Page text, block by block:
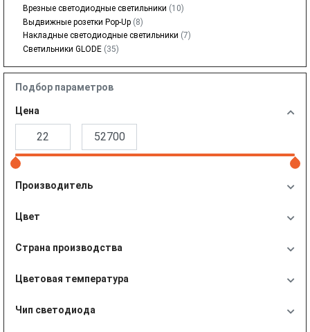
Врезные светодиодные светильники (10)
Выдвижные розетки Pop-Up (8)
Накладные светодиодные светильники (7)
Светильники GLODE (35)
Подбор параметров
Цена
Производитель
Цвет
Страна производства
Цветовая температура
Чип светодиода